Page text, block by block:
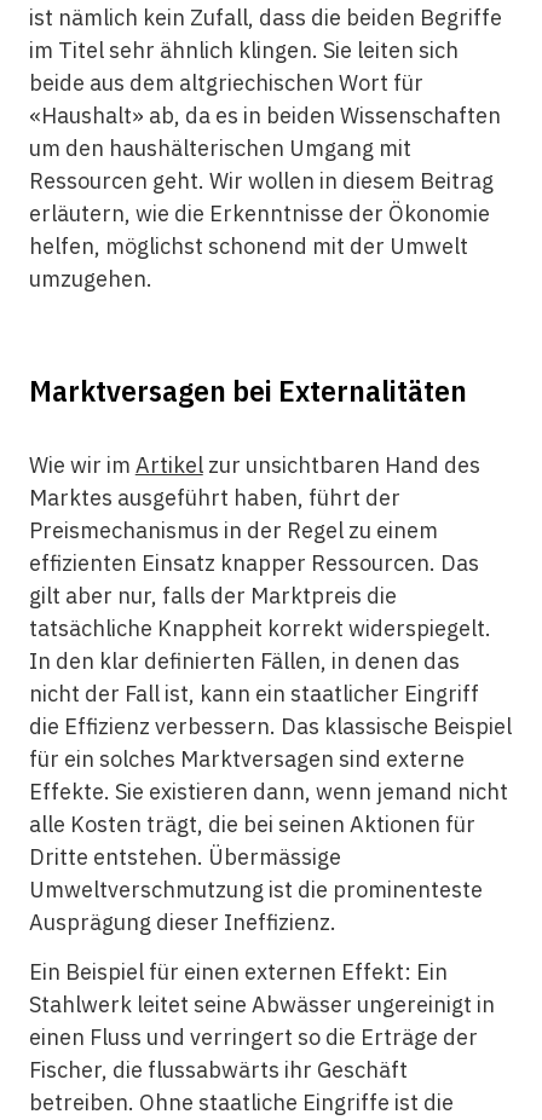
ist nämlich kein Zufall, dass die beiden Begriffe
im Titel sehr ähnlich klingen. Sie leiten sich
beide aus dem altgriechischen Wort für
«Haushalt» ab, da es in beiden Wissenschaften
um den haushälterischen Umgang mit
Ressourcen geht. Wir wollen in diesem Beitrag
erläutern, wie die Erkenntnisse der Ökonomie
helfen, möglichst schonend mit der Umwelt
umzugehen.
Marktversagen bei Externalitäten
Wie wir im Artikelzur unsichtbaren Hand des
Marktes ausgeführt haben, führt der
Preismechanismus in der Regel zu einem
effizienten Einsatz knapper Ressourcen. Das
gilt aber nur, falls der Marktpreis die
tatsächliche Knappheit korrekt widerspiegelt.
In den klar definierten Fällen, in denen das
nicht der Fall ist, kann ein staatlicher Eingriff
die Effizienz verbessern. Das klassische Beispiel
für ein solches Marktversagen sind externe
Effekte. Sie existieren dann, wenn jemand nicht
alle Kosten trägt, die bei seinen Aktionen für
Dritte entstehen. Übermässige
Umweltverschmutzung ist die prominenteste
Ausprägung dieser Ineffizienz.
Ein Beispiel für einen externen Effekt: Ein
Stahlwerk leitet seine Abwässer ungereinigt in
einen Fluss und verringert so die Erträge der
Fischer, die flussabwärts ihr Geschäft
betreiben. Ohne staatliche Eingriffe ist die